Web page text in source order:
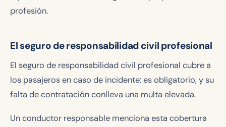
profesión.
El seguro de responsabilidad civil profesional
El seguro de responsabilidad civil profesional cubre a
los pasajeros en caso de incidente: es obligatorio, y su
falta de contratación conlleva una multa elevada.
Un conductor responsable menciona esta cobertura